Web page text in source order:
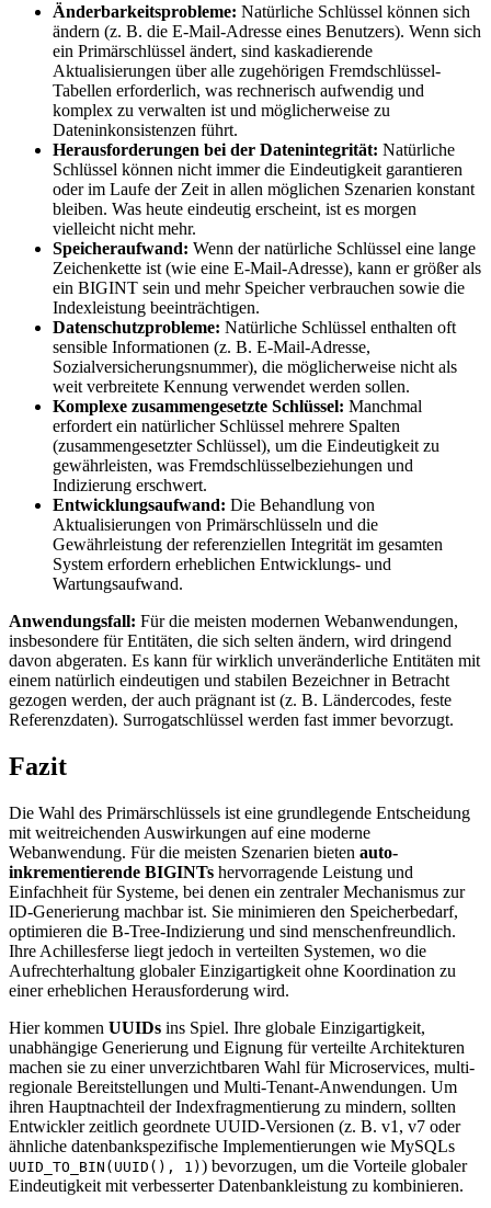
Änderbarkeitsprobleme: Natürliche Schlüssel können sich
ändern (z. B. die E-Mail-Adresse eines Benutzers). Wenn sich
ein Primärschlüssel ändert, sind kaskadierende
Aktualisierungen über alle zugehörigen Fremdschlüssel-
Tabellen erforderlich, was rechnerisch aufwendig und
komplex zu verwalten ist und möglicherweise zu
Dateninkonsistenzen führt.
Herausforderungen bei der Datenintegrität: Natürliche
Schlüssel können nicht immer die Eindeutigkeit garantieren
oder im Laufe der Zeit in allen möglichen Szenarien konstant
bleiben. Was heute eindeutig erscheint, ist es morgen
vielleicht nicht mehr.
Speicheraufwand: Wenn der natürliche Schlüssel eine lange
Zeichenkette ist (wie eine E-Mail-Adresse), kann er größer als
ein BIGINT sein und mehr Speicher verbrauchen sowie die
Indexleistung beeinträchtigen.
Datenschutzprobleme: Natürliche Schlüssel enthalten oft
sensible Informationen (z. B. E-Mail-Adresse,
Sozialversicherungsnummer), die möglicherweise nicht als
weit verbreitete Kennung verwendet werden sollen.
Komplexe zusammengesetzte Schlüssel: Manchmal
erfordert ein natürlicher Schlüssel mehrere Spalten
(zusammengesetzter Schlüssel), um die Eindeutigkeit zu
gewährleisten, was Fremdschlüsselbeziehungen und
Indizierung erschwert.
Entwicklungsaufwand: Die Behandlung von
Aktualisierungen von Primärschlüsseln und die
Gewährleistung der referenziellen Integrität im gesamten
System erfordern erheblichen Entwicklungs- und
Wartungsaufwand.
Anwendungsfall: Für die meisten modernen Webanwendungen,
insbesondere für Entitäten, die sich selten ändern, wird dringend
davon abgeraten. Es kann für wirklich unveränderliche Entitäten mit
einem natürlich eindeutigen und stabilen Bezeichner in Betracht
gezogen werden, der auch prägnant ist (z. B. Ländercodes, feste
Referenzdaten). Surrogatschlüssel werden fast immer bevorzugt.
Fazit
Die Wahl des Primärschlüssels ist eine grundlegende Entscheidung
mit weitreichenden Auswirkungen auf eine moderne
Webanwendung. Für die meisten Szenarien bieten auto-
inkrementierende BIGINTs hervorragende Leistung und
Einfachheit für Systeme, bei denen ein zentraler Mechanismus zur
ID-Generierung machbar ist. Sie minimieren den Speicherbedarf,
optimieren die B-Tree-Indizierung und sind menschenfreundlich.
Ihre Achillesferse liegt jedoch in verteilten Systemen, wo die
Aufrechterhaltung globaler Einzigartigkeit ohne Koordination zu
einer erheblichen Herausforderung wird.
Hier kommen UUIDs ins Spiel. Ihre globale Einzigartigkeit,
unabhängige Generierung und Eignung für verteilte Architekturen
machen sie zu einer unverzichtbaren Wahl für Microservices, multi-
regionale Bereitstellungen und Multi-Tenant-Anwendungen. Um
ihren Hauptnachteil der Indexfragmentierung zu mindern, sollten
Entwickler zeitlich geordnete UUID-Versionen (z. B. v1, v7 oder
ähnliche datenbankspezifische Implementierungen wie MySQLs
UUID_TO_BIN(UUID(), 1) ) bevorzugen, um die Vorteile globaler
Eindeutigkeit mit verbesserter Datenbankleistung zu kombinieren.